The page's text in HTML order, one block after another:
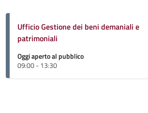
Ufficio Gestione dei beni demaniali e
patrimoniali
Oggi aperto al pubblico
09:00 - 13:30